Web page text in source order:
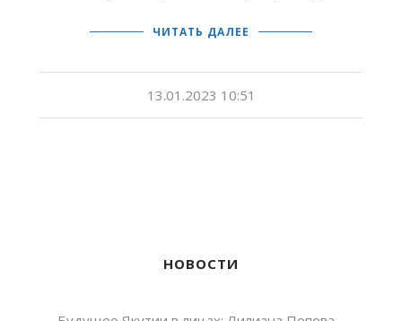
ЧИТАТЬ ДАЛЕЕ
13.01.2023 10:51
НОВОСТИ